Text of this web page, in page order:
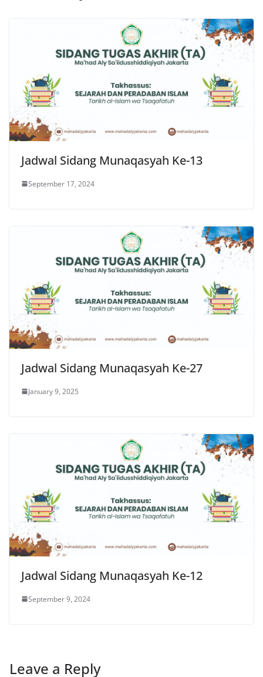
Jadwal Sidang Munaqasyah Ke-13
September 17, 2024
Jadwal Sidang Munaqasyah Ke-27
January 9, 2025
Jadwal Sidang Munaqasyah Ke-12
September 9, 2024
Leave a Reply